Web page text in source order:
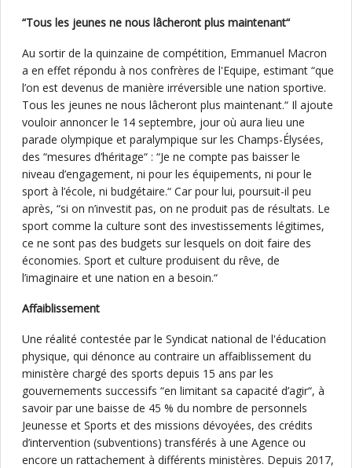
“Tous les jeunes ne nous lâcheront plus maintenant“
Au sortir de la quinzaine de compétition, Emmanuel Macron
a en effet répondu à nos confrères de l'Equipe, estimant “que
l’on est devenus de manière irréversible une nation sportive.
Tous les jeunes ne nous lâcheront plus maintenant.“ Il ajoute
vouloir annoncer le 14 septembre, jour où aura lieu une
parade olympique et paralympique sur les Champs-Élysées,
des “mesures d’héritage“ : “Je ne compte pas baisser le
niveau d’engagement, ni pour les équipements, ni pour le
sport à l’école, ni budgétaire.“ Car pour lui, poursuit-il peu
après, “si on n’investit pas, on ne produit pas de résultats. Le
sport comme la culture sont des investissements légitimes,
ce ne sont pas des budgets sur lesquels on doit faire des
économies. Sport et culture produisent du rêve, de
l’imaginaire et une nation en a besoin.“
Affaiblissement
Une réalité contestée par le Syndicat national de l'éducation
physique, qui dénonce au contraire un affaiblissement du
ministère chargé des sports depuis 15 ans par les
gouvernements successifs “en limitant sa capacité d’agir“, à
savoir par une baisse de 45 % du nombre de personnels
Jeunesse et Sports et des missions dévoyées, des crédits
d’intervention (subventions) transférés à une Agence ou
encore un rattachement à différents ministères. Depuis 2017,